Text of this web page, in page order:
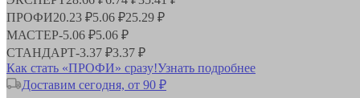
ПРОФИ20.23 ₽5.06 ₽25.29 ₽
МАСТЕР-5.06 ₽5.06 ₽
СТАНДАРТ-3.37 ₽3.37 ₽
Как стать «ПРОФИ» сразу!Узнать подробнее
Доставим сегодня, от 90 ₽